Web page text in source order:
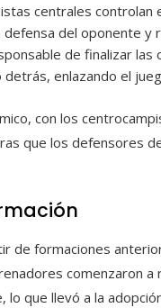
centrales
del oponente y
de finalizar
enlazando el
con los
que los defensores
de formaciones
comenzaron a
que llevó a la